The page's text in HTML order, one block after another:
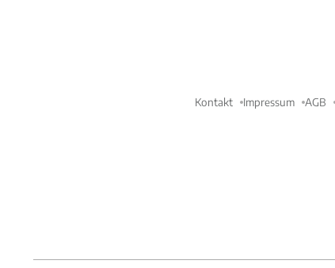
Kontakt Impressum AGB